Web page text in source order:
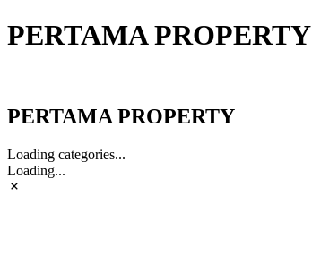
PERTAMA PROPERTY
PERTAMA PROPERTY
Loading categories...
Loading...